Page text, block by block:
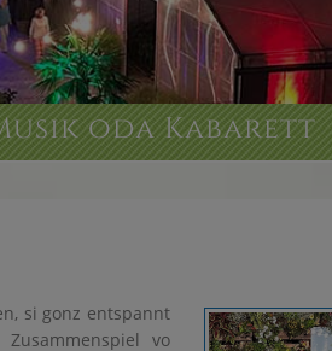
oda Kabarett
si gonz entspannt
vo